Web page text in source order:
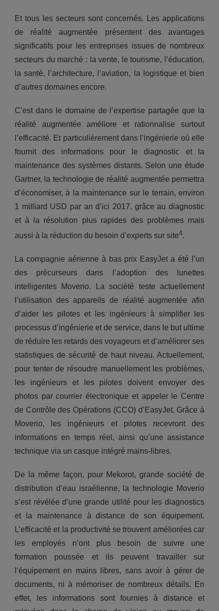
Et tous les secteurs sont concernés. Les applications
de réalité augmentée présentent des avantages
significatifs pour les entreprises issues de nombreux
secteurs du marché : la vente, le tourisme, l’éducation,
la santé, l’architecture, l’aviation, la logistique et bien
d’autres domaines encore.
C’est dans le domaine de l’expertise partagée que la
réalité augmentée améliore et rationnalise surtout
l’efficacité. Et particulièrement dans l’ingénierie où elle
fournit des informations pour le diagnostic et la
maintenance des systèmes distants. Selon une étude
Gartner, la technologie de réalité augmentée permettra
d’économiser, à la maintenance sur le terrain, environ
1 milliard USD par an d’ici 2017, grâce au diagnostic
et à la résolution plus rapides des problèmes mais
aussi à la réduction du besoin d’experts sur site4.
La compagnie aérienne à bas prix EasyJet a été l’un
des précurseurs dans l’adoption des lunettes
intelligentes Moverio. La société teste actuellement
l’utilisation des appareils de réalité augmentée afin
d’aider les pilotes et les ingénieurs à simplifier les
processus d’ingénierie et de service, dans le but ultime
de réduire les retards des voyageurs et d’améliorer ses
statistiques de sécurité de haut niveau. Actuellement,
pour tenter de résoudre manuellement les problèmes,
les ingénieurs et les pilotes doivent envoyer des
photos par courrier électronique et appeler le Centre
de Contrôle des Opérations (CCO) d’EasyJet. Grâce à
Moverio, les ingénieurs et pilotes recevront des
informations en temps réel, ainsi qu’une assistance
technique via un casque intégré mains-libres.
De la même façon, pour Mekorot, grande société de
distribution d’eau israélienne, la technologie Moverio
s’est révélée d’une grande utilité pour les diagnostics
et la maintenance à distance de son équipement.
L’efficacité et la productivité se trouvent améliorées car
les employés n’ont plus besoin de suivre une
formation poussée et ils peuvent travailler sur
l’équipement en mains libres, sans avoir à gérer de
documents, ni à mémoriser de nombreux détails. En
effet, les informations sont fournies à distance et